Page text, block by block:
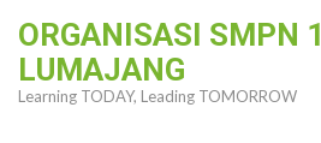
content
ORGANISASI SMPN 1
LUMAJANG
Learning TODAY, Leading TOMORROW